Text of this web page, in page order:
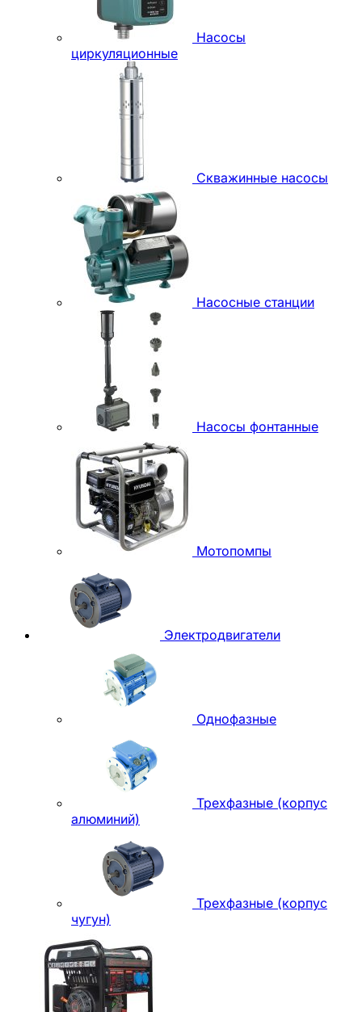
Насосы
циркуляционные
Скважинные насосы
Насосные станции
Насосы фонтанные
Мотопомпы
Электродвигатели
Однофазные
Трехфазные (корпус
алюминий)
Трехфазные (корпус
чугун)